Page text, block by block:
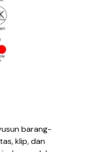
barang-
klip, dan